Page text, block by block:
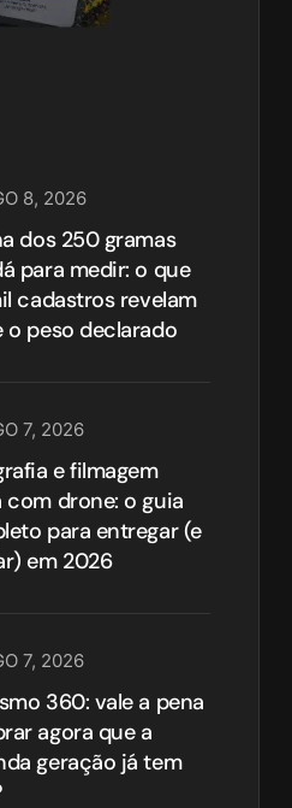
8, 2026
dos 250 gramas
para medir: o que
cadastros revelam
o peso declarado
7, 2026
e filmagem
com drone: o guia
para entregar (e
em 2026
7, 2026
360: vale a pena
agora que a
geração já tem